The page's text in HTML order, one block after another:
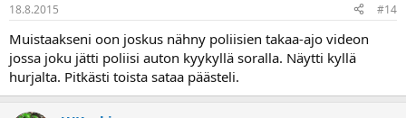
18.8.2015 #14
Muistaakseni oon joskus nähny poliisien takaa-ajo videon
jossa joku jätti poliisi auton kyykyllä soralla. Näytti kyllä
hurjalta. Pitkästi toista sataa päästeli.